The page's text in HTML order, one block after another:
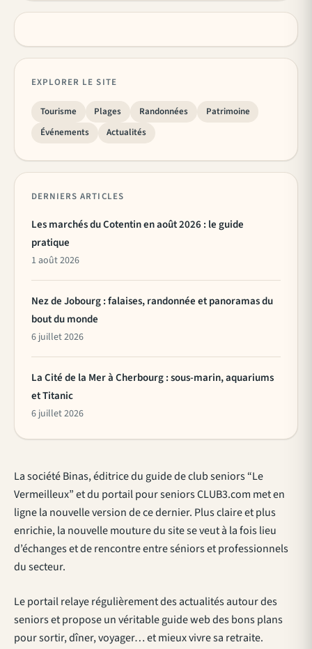
La société Binas, éditrice du guide de club seniors “Le
Vermeilleux” et du portail pour seniors CLUB3.com met en
ligne la nouvelle version de ce dernier. Plus claire et plus
enrichie, la nouvelle mouture du site se veut à la fois lieu
d’échanges et de rencontre entre séniors et professionnels
du secteur.
Le portail relaye régulièrement des actualités autour des
seniors et propose un véritable guide web des bons plans
pour sortir, dîner, voyager… et mieux vivre sa retraite.
EXPLORER LE SITE
Tourisme Plages Randonnées
Patrimoine
Événements
Actualités
DERNIERS ARTICLES
Les marchés du Cotentin en août 2026 : le guide
pratique
1 août 2026
Nez de Jobourg : falaises, randonnée et panoramas du
bout du monde
6 juillet 2026
La Cité de la Mer à Cherbourg : sous-marin, aquariums
et Titanic
6 juillet 2026